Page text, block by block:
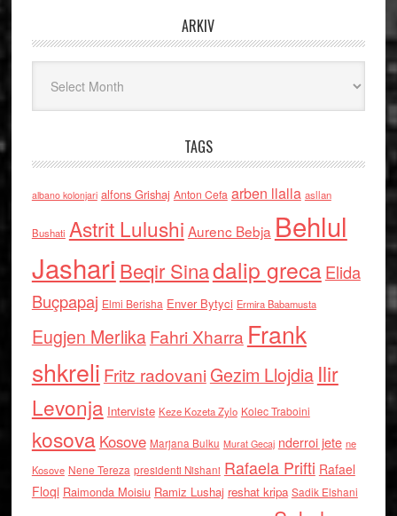
ARKIV
TAGS
albano kolonjari alfons Grishaj Anton Cefa arben llalla asllan
Bushati Astrit Lulushi Aurenc Bebja Behlul
Jashari Beqir Sinadalip grecaElida
Buçpapaj Elmi Berisha Enver Bytyci Ermira Babamusta
Eugjen MerlikaFahri Xharra Frank
shkreli Fritz radovaniGezim Llojdia Ilir
Levonja Interviste Keze Kozeta Zylo Kolec Traboini
kosova Kosove Marjana Bulku Murat Gecaj nderroi jete ne
Kosove Nene Tereza presidenti Nishani Rafaela Prifti Rafael
Floqi Raimonda Moisiu Ramiz Lushaj reshat kripa Sadik Elshani